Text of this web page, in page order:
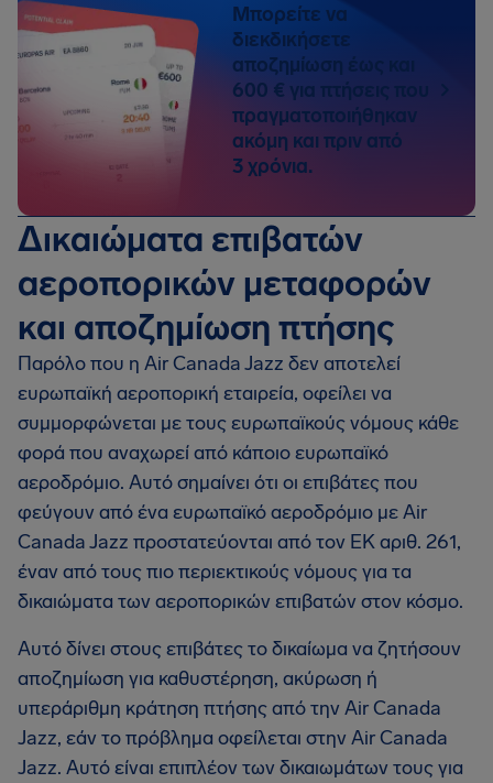
Μπορείτε να
διεκδικήσετε
αποζημίωση έως και
600 € για πτήσεις που
πραγματοποιήθηκαν
ακόμη και πριν από
3 χρόνια.
Δικαιώματα επιβατών
αεροπορικών μεταφορών
και αποζημίωση πτήσης
Παρόλο που η Air Canada Jazz δεν αποτελεί
ευρωπαϊκή αεροπορική εταιρεία, οφείλει να
συμμορφώνεται με τους ευρωπαϊκούς νόμους κάθε
φορά που αναχωρεί από κάποιο ευρωπαϊκό
αεροδρόμιο. Αυτό σημαίνει ότι οι επιβάτες που
φεύγουν από ένα ευρωπαϊκό αεροδρόμιο με Air
Canada Jazz προστατεύονται από τον ΕΚ αριθ. 261,
έναν από τους πιο περιεκτικούς νόμους για τα
δικαιώματα των αεροπορικών επιβατών στον κόσμο.
Αυτό δίνει στους επιβάτες το δικαίωμα να ζητήσουν
αποζημίωση για καθυστέρηση, ακύρωση ή
υπεράριθμη κράτηση πτήσης από την Air Canada
Jazz, εάν το πρόβλημα οφείλεται στην Air Canada
Jazz. Αυτό είναι επιπλέον των δικαιωμάτων τους για